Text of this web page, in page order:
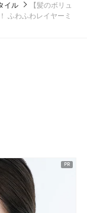
イル
【髪のボリュ
ふわふわレイヤーミ